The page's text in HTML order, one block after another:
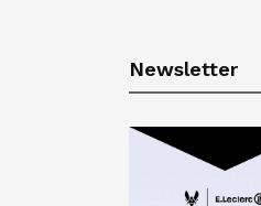
Newsletter